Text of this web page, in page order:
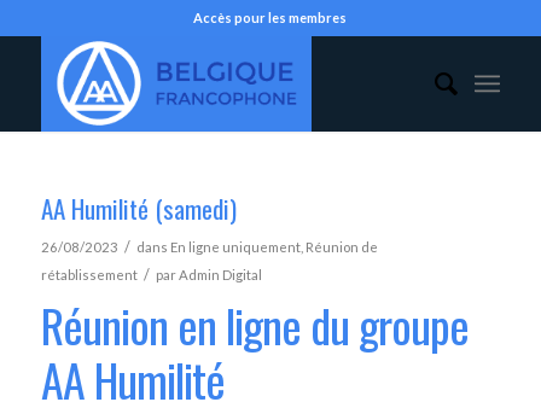
Accès pour les membres
AA Humilité (samedi)
26/08/2023 / dans En ligne uniquement, Réunion de
rétablissement / parAdmin Digital
Réunion en ligne du groupe
AA Humilité